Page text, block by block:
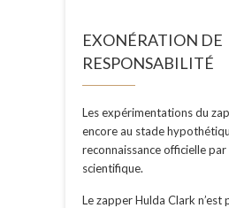
EXONÉRATION DE
RESPONSABILITÉ
Les expérimentations du
encore au stade
reconnaissance officielle
scientifique.
Le zapper Hulda Clark n’est